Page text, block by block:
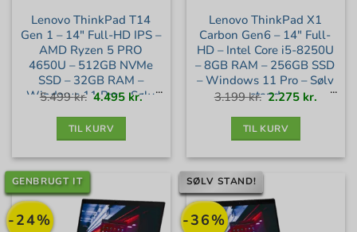
Lenovo ThinkPad T14
Gen 1 – 14″ Full-HD IPS –
AMD Ryzen 5 PRO
4650U – 512GB NVMe
SSD – 32GB RAM –
Windows 11 Pro – Sølv
5.499kr. Den
oprindelige
pris
4.495 kr.Den
TIL KURV
Lenovo ThinkPad X1
Carbon Gen6 – 14″ Full-
HD – Intel Core i5-8250U
– 8GB RAM – 256GB SSD
– Windows 11 Pro – Sølv
stand
3.199kr. Den
oprindelige
pris
2.275 kr. Den
TIL KURV
-24%
GENBRUGT IT
-36%
SØLV STAND!